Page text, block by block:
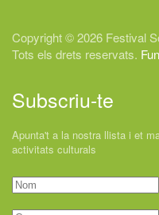
Copyright © 2026 Festival
Tots els drets reservats.
Subscriu-te
Apunta't a la nostra llista i et
activitats culturals